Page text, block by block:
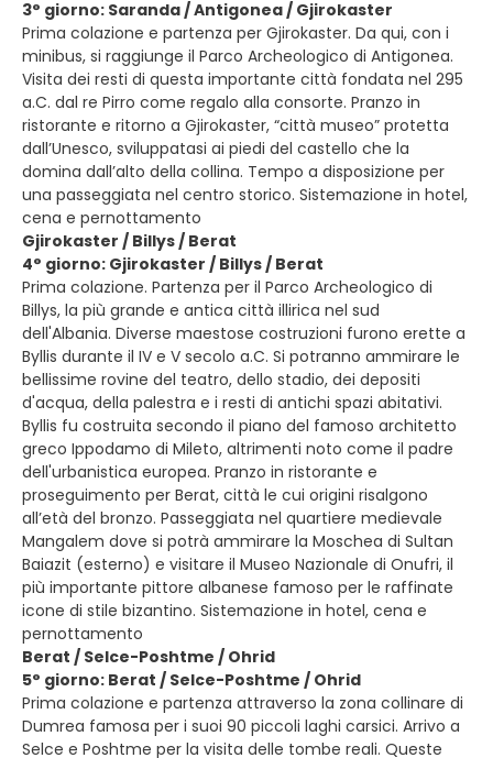
3° giorno: Saranda / Antigonea / Gjirokaster
Prima colazione e partenza per Gjirokaster. Da qui, con i
minibus, si raggiunge il Parco Archeologico di Antigonea.
Visita dei resti di questa importante città fondata nel 295
a.C. dal re Pirro come regalo alla consorte. Pranzo in
ristorante e ritorno a Gjirokaster, “città museo” protetta
dall’Unesco, sviluppatasi ai piedi del castello che la
domina dall’alto della collina. Tempo a disposizione per
una passeggiata nel centro storico. Sistemazione in hotel,
cena e pernottamento
Gjirokaster / Billys / Berat
4° giorno: Gjirokaster / Billys / Berat
Prima colazione. Partenza per il Parco Archeologico di
Billys, la più grande e antica città illirica nel sud
dell'Albania. Diverse maestose costruzioni furono erette a
Byllis durante il IV e V secolo a.C. Si potranno ammirare le
bellissime rovine del teatro, dello stadio, dei depositi
d'acqua, della palestra e i resti di antichi spazi abitativi.
Byllis fu costruita secondo il piano del famoso architetto
greco Ippodamo di Mileto, altrimenti noto come il padre
dell'urbanistica europea. Pranzo in ristorante e
proseguimento per Berat, città le cui origini risalgono
all’età del bronzo. Passeggiata nel quartiere medievale
Mangalem dove si potrà ammirare la Moschea di Sultan
Baiazit (esterno) e visitare il Museo Nazionale di Onufri, il
più importante pittore albanese famoso per le raffinate
icone di stile bizantino. Sistemazione in hotel, cena e
pernottamento
Berat / Selce-Poshtme / Ohrid
5° giorno: Berat / Selce-Poshtme / Ohrid
Prima colazione e partenza attraverso la zona collinare di
Dumrea famosa per i suoi 90 piccoli laghi carsici. Arrivo a
Selce e Poshtme per la visita delle tombe reali. Queste